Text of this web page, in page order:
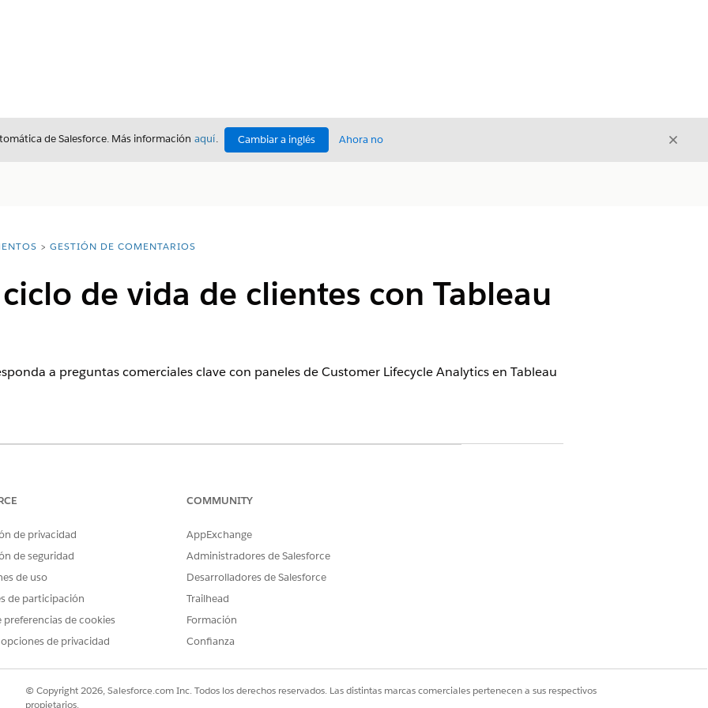
de Salesforce. Más información aquí. Cambiar a inglés Ahora no Cerrar
GESTIÓN DE COMENTARIOS
de vida de clientes con Tableau
a preguntas comerciales clave con paneles de Customer Lifecycle Analytics en Tableau
de Tableau Next: Tableau Next Creator, Tableau Next Customer o Tableau Next
de Tableau para obtener la lista completa de licencias aplicables.
con Tableau Next
con paneles de Tableau Next
Analytics con Tableau Next Dashboards para obtener perspectivas sobre las que se pueden realizar
y responder a preguntas clave acerca de su negocio.
de privacidad
de seguridad
de uso
de participación
preferencias de cookies
opciones de privacidad
COMMUNITY
AppExchange
Administradores de Salesforce
Desarrolladores de Salesforce
Trailhead
Formación
Confianza
© Copyright 2026, Salesforce.com Inc. Todos los derechos reservados. Las distintas marcas comerciales pertenecen a sus respectivos
propietarios.